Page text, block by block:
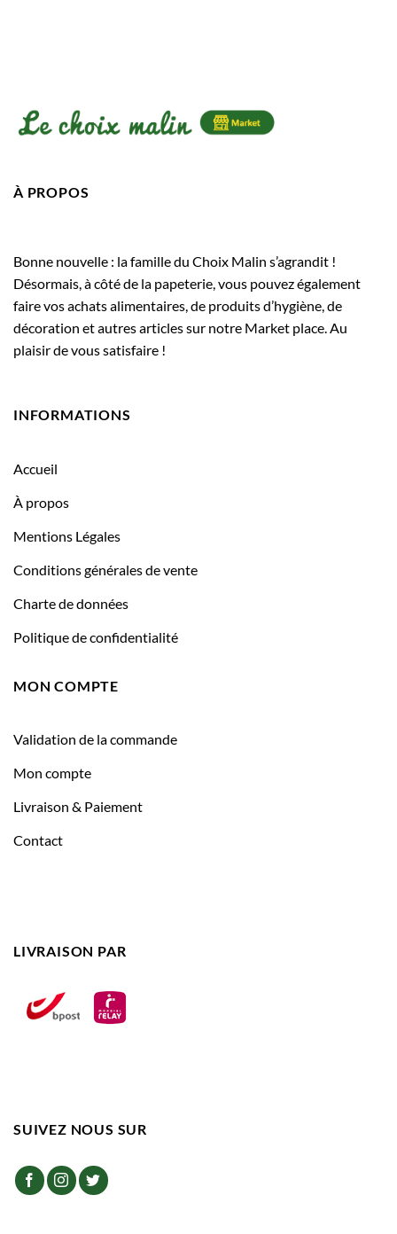
À PROPOS
Bonne nouvelle : la famille du Choix Malin s’agrandit !
Désormais, à côté de la papeterie, vous pouvez également
faire vos achats alimentaires, de produits d’hygiène, de
décoration et autres articles sur notre Market place. Au
plaisir de vous satisfaire !
INFORMATIONS
Accueil
À propos
Mentions Légales
Conditions générales de vente
Charte de données
Politique de confidentialité
MON COMPTE
Validation de la commande
Mon compte
Livraison & Paiement
Contact
LIVRAISON PAR
SUIVEZ NOUS SUR